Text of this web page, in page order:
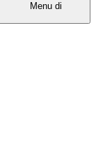
Menu di